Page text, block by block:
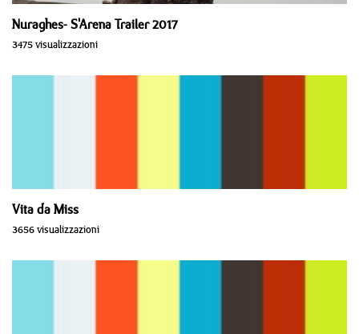
Nuraghes- S'Arena Trailer 2017
3475 visualizzazioni
Vita da Miss
3656 visualizzazioni